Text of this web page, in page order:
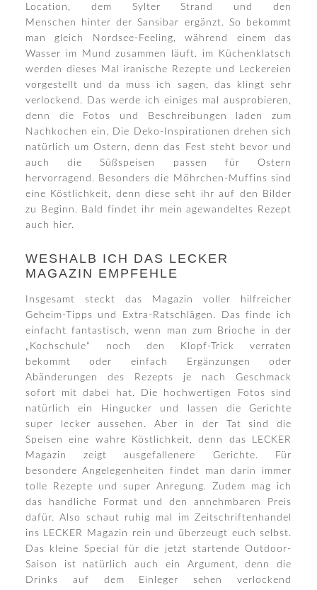
Location, dem Sylter Strand und den
Menschen hinter der Sansibar ergänzt. So bekommt
man gleich Nordsee-Feeling, während einem das
Wasser im Mund zusammen läuft. im Küchenklatsch
werden dieses Mal iranische Rezepte und Leckereien
vorgestellt und da muss ich sagen, das klingt sehr
verlockend. Das werde ich einiges mal ausprobieren,
denn die Fotos und Beschreibungen laden zum
Nachkochen ein. Die Deko-Inspirationen drehen sich
natürlich um Ostern, denn das Fest steht bevor und
auch die Süßspeisen passen für Ostern
hervorragend. Besonders die Möhrchen-Muffins sind
eine Köstlichkeit, denn diese seht ihr auf den Bilder
zu Beginn. Bald findet ihr mein agewandeltes Rezept
auch hier.
WESHALB ICH DAS LECKER
MAGAZIN EMPFEHLE
Insgesamt steckt das Magazin voller hilfreicher
Geheim-Tipps und Extra-Ratschlägen. Das finde ich
einfacht fantastisch, wenn man zum Brioche in der
„Kochschule“ noch den Klopf-Trick verraten
bekommt oder einfach Ergänzungen oder
Abänderungen des Rezepts je nach Geschmack
sofort mit dabei hat. Die hochwertigen Fotos sind
natürlich ein Hingucker und lassen die Gerichte
super lecker aussehen. Aber in der Tat sind die
Speisen eine wahre Köstlichkeit, denn das LECKER
Magazin zeigt ausgefallenere Gerichte. Für
besondere Angelegenheiten findet man darin immer
tolle Rezepte und super Anregung. Zudem mag ich
das handliche Format und den annehmbaren Preis
dafür. Also schaut ruhig mal im Zeitschriftenhandel
ins LECKER Magazin rein und überzeugt euch selbst.
Das kleine Special für die jetzt startende Outdoor-
Saison ist natürlich auch ein Argument, denn die
Drinks auf dem Einleger sehen verlockend